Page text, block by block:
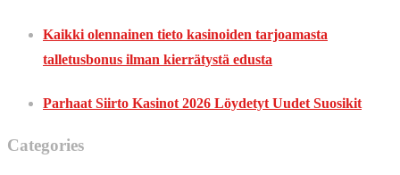
Kaikki olennainen tieto kasinoiden tarjoamasta
talletusbonus ilman kierrätystä edusta
Parhaat Siirto Kasinot 2026 Löydetyt Uudet Suosikit
Categories